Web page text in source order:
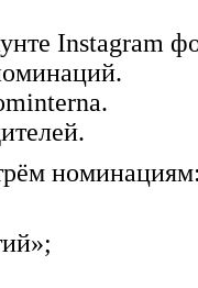
Instagram